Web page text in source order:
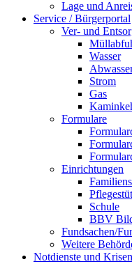
Lage und
Service / Bürgerportal
Ver- und
Wasser
Strom
Gas
Formulare
Einrichtungen
Schule
BBV
Fundsachen/
Weitere
Notdienste und